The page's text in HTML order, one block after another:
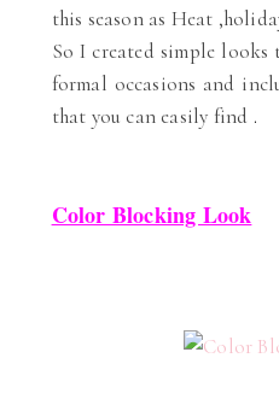
this season as Heat
So I created simple
formal occasions and
that you can easily find .
Color Blocking Look